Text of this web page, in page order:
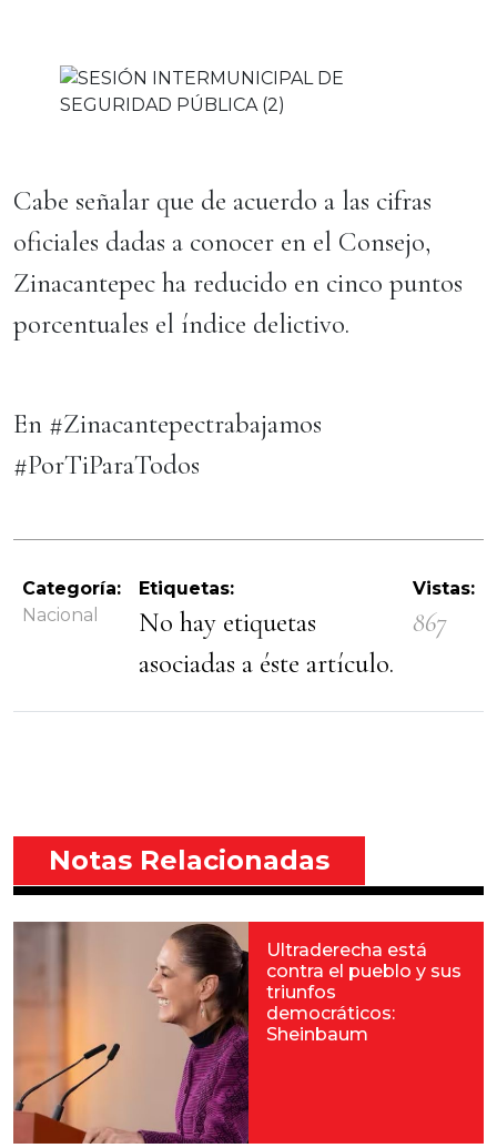
Cabe señalar que de acuerdo a las cifras
oficiales dadas a conocer en el Consejo,
Zinacantepec ha reducido en cinco puntos
porcentuales el índice delictivo.
En #Zinacantepectrabajamos
#PorTiParaTodos
Categoría:
Nacional
Etiquetas:
No hay etiquetas
asociadas a éste artículo.
Vistas:
867
Notas Relacionadas
Ultraderecha está
contra el pueblo y sus
triunfos
democráticos:
Sheinbaum